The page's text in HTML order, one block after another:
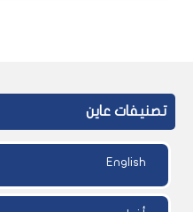
تصنيفات عاين
English